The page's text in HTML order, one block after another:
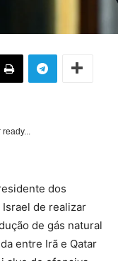
dos
de realizar
de gás natural
entre Irã e Qatar